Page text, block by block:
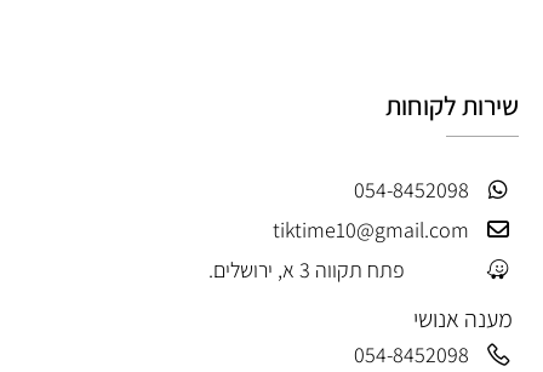
שירות לקוחות
054-8452098
tiktime10@gmail.com
פתח תקווה 3 א, ירושלים.
מענה אנושי
054-8452098